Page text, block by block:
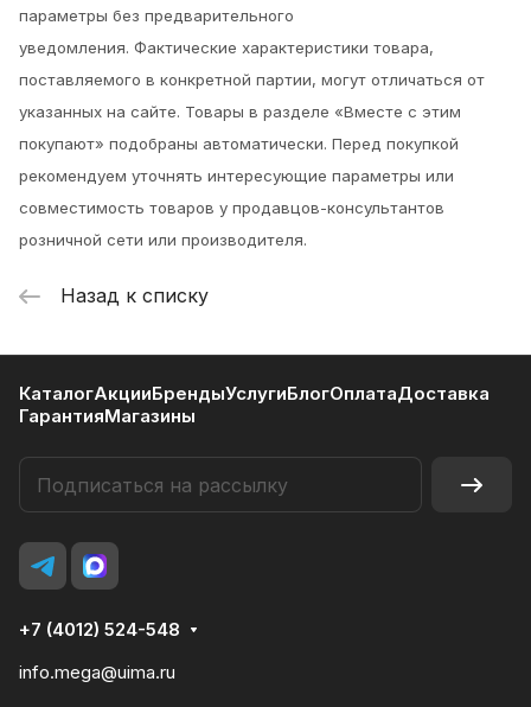
параметры без предварительного
уведомления. Фактические характеристики товара,
поставляемого в конкретной партии, могут отличаться от
указанных на сайте. Товары в разделе «Вместе с этим
покупают» подобраны автоматически. Перед покупкой
рекомендуем уточнять интересующие параметры или
совместимость товаров у продавцов-консультантов
розничной сети или производителя.
Назад к списку
КаталогАкцииБрендыУслугиБлогОплатаДоставка
ГарантияМагазины
+7 (4012) 524-548
info.mega@uima.ru